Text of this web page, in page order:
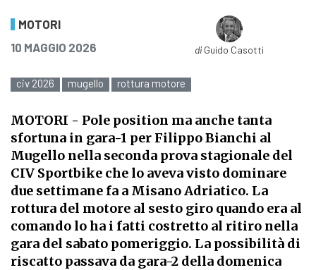
Filippo Bianchi sfortunato al
MOTORI
PUBBLICATO IL
10 MAGGIO 2026 diGuido Casotti
civ 2026 mugello rottura motore
MOTORI - Pole position ma anche tanta
sfortuna in gara-1 per Filippo Bianchi al
Mugello nella seconda prova stagionale del
CIV Sportbike che lo aveva visto dominare
due settimane fa a Misano Adriatico. La
rottura del motore al sesto giro quando era al
comando lo ha i fatti costretto al ritiro nella
gara del sabato pomeriggio. La possibilità di
riscatto passava da gara-2 della domenica